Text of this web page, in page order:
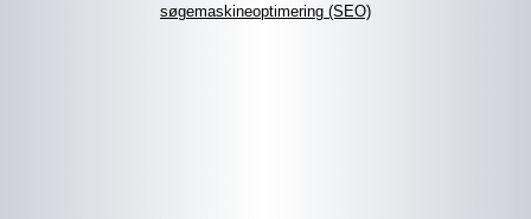
søgemaskineoptimering (SEO)